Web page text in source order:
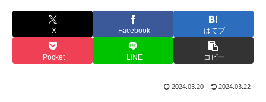
X Facebook はてブ
Pocket LINE コピー
2024.03.20 2024.03.22